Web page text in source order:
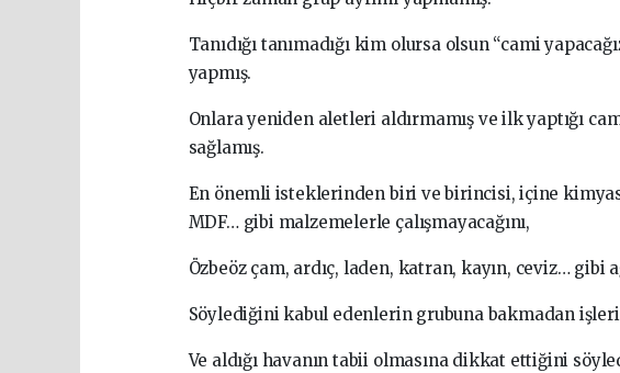
Tanıdığı tanımadığı kim olursa olsun “cami
yapmış.
Onlara yeniden aletleri aldırmamış ve ilk yaptığı
sağlamış.
En önemli isteklerinden biri ve birincisi, içine
MDF… gibi malzemelerle çalışmayacağını,
Özbeöz çam, ardıç, laden, katran, kayın, ceviz… gibi
Söylediğini kabul edenlerin grubuna bakmadan
Ve aldığı havanın tabii olmasına dikkat ettiğini